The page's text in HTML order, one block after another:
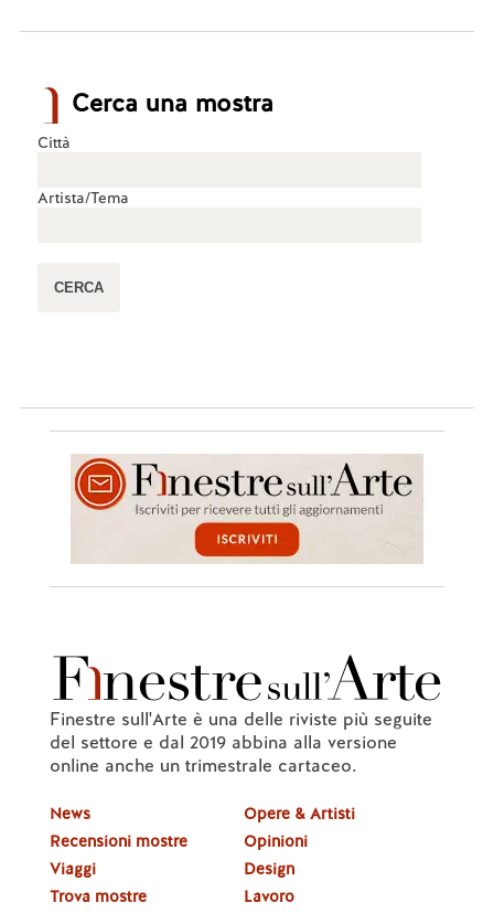
Cerca una mostra
Città
Artista/Tema
Finestre sull'Arte è una delle riviste più seguite
del settore e dal 2019 abbina alla versione
online anche un trimestrale cartaceo.
News
Recensioni mostre
Viaggi
Trova mostre
Opere & Artisti
Opinioni
Design
Lavoro